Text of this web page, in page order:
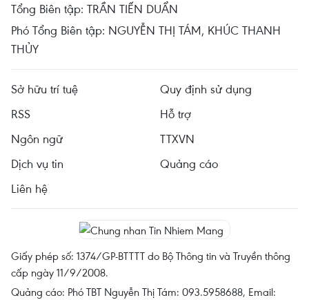
Tổng Biên tập: TRẦN TIẾN DUẨN
Phó Tổng Biên tập: NGUYỄN THỊ TÁM, KHÚC THANH
THỦY
Sở hữu trí tuệ
Quy định sử dụng
RSS
Hỗ trợ
Ngôn ngữ
TTXVN
Dịch vụ tin
Quảng cáo
Liên hệ
Giấy phép số: 1374/GP-BTTTT do Bộ Thông tin và Truyền thông
cấp ngày 11/9/2008.
Quảng cáo: Phó TBT Nguyễn Thị Tám: 093.5958688, Email: